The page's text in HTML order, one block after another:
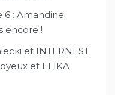
6 : Amandine
encore !
et INTERNEST
et ELIKA